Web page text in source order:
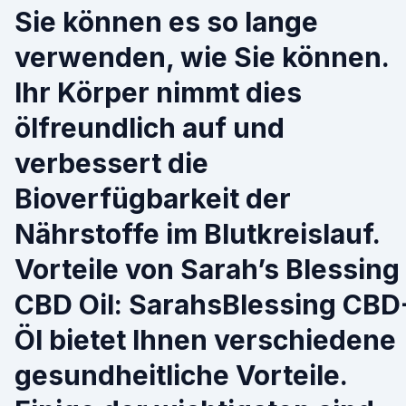
Sie können es so lange
verwenden, wie Sie können.
Ihr Körper nimmt dies
ölfreundlich auf und
verbessert die
Bioverfügbarkeit der
Nährstoffe im Blutkreislauf.
Vorteile von Sarah’s Blessing
CBD Oil: SarahsBlessing
Öl bietet Ihnen verschiedene
gesundheitliche Vorteile.